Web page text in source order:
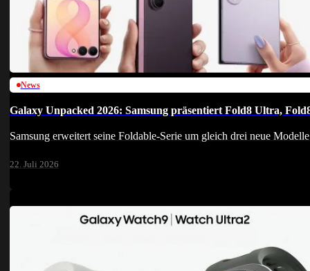
News
Galaxy Unpacked 2026: Samsung präsentiert Fold8 Ultra,
Samsung erweitert seine Foldable-Serie um gleich drei neue
22. Juli 2026